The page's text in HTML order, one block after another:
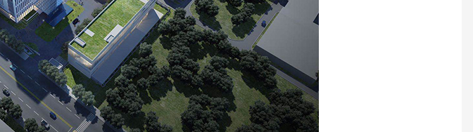
tipo de chorro seco medidor de agua de múltiples Económico (modelo Itron) Medidor de agua ultrasónico de tamaño a granel